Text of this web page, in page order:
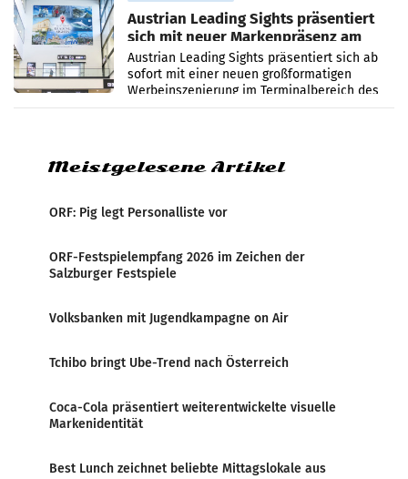
Austrian Leading Sights präsentiert
sich mit neuer Markenpräsenz am
Flughafen Wien
Austrian Leading Sights präsentiert sich ab
sofort mit einer neuen großformatigen
Werbeinszenierung im Terminalbereich des
Flughafen Wien. Die Präsenz befindet sich im
Meistgelesene Artikel
ORF: Pig legt Personalliste vor
ORF-Festspielempfang 2026 im Zeichen der
Salzburger Festspiele
Volksbanken mit Jugendkampagne on Air
Tchibo bringt Ube-Trend nach Österreich
Coca-Cola präsentiert weiterentwickelte visuelle
Markenidentität
Best Lunch zeichnet beliebte Mittagslokale aus